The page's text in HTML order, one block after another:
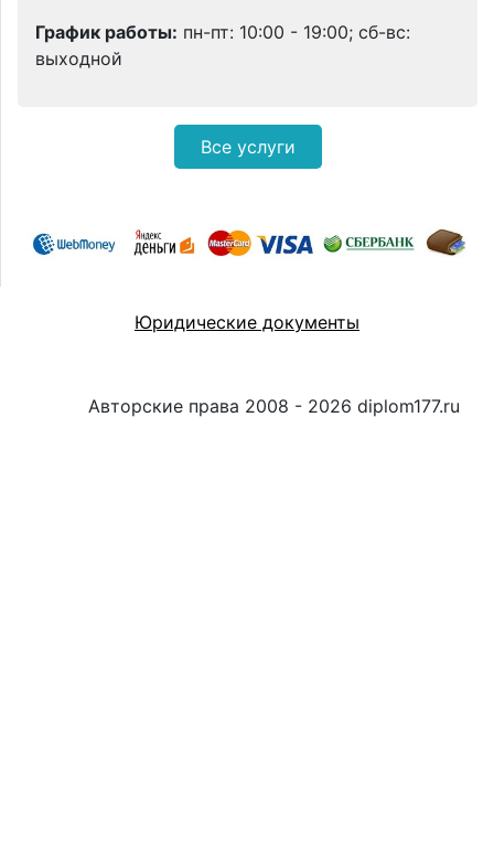
График работы: пн-пт: 10:00 - 19:00; сб-вс:
выходной
Все услуги
Юридические документы
Авторские права 2008 - 2026 diplom177.ru